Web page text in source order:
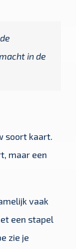
in de
soort kaart.
maar een
vaak
een stapel
zie je